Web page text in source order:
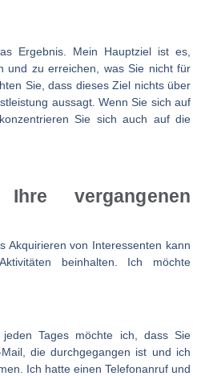
Ergebnis. Mein Hauptziel ist es,
und zu erreichen, was Sie nicht für
Sie, dass dieses Ziel nichts über
aussagt. Wenn Sie sich auf
Sie sich auch auf die
vergangenen
Akquirieren von Interessenten kann
beinhalten. Ich möchte
Tages möchte ich, dass Sie
die durchgegangen ist und ich
Ich hatte einen Telefonanruf und